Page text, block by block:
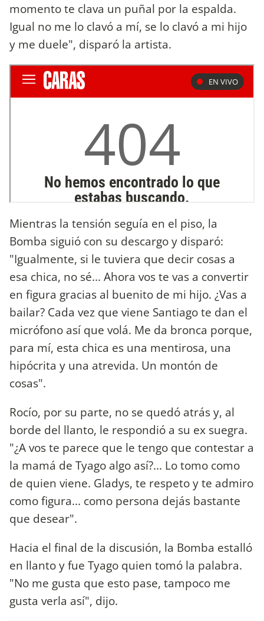
momento te clava un puñal por la espalda.
Igual no me lo clavó a mí, se lo clavó a mi hijo
y me duele", disparó la artista.
Mientras la tensión seguía en el piso, la
Bomba siguió con su descargo y disparó:
"Igualmente, si le tuviera que decir cosas a
esa chica, no sé... Ahora vos te vas a convertir
en figura gracias al buenito de mi hijo. ¿Vas a
bailar? Cada vez que viene Santiago te dan el
micrófono así que volá. Me da bronca porque,
para mí, esta chica es una mentirosa, una
hipócrita y una atrevida. Un montón de
cosas".
Rocío, por su parte, no se quedó atrás y, al
borde del llanto, le respondió a su ex suegra.
"¿A vos te parece que le tengo que contestar a
la mamá de Tyago algo así?... Lo tomo como
de quien viene. Gladys, te respeto y te admiro
como figura... como persona dejás bastante
que desear".
Hacia el final de la discusión, la Bomba estalló
en llanto y fue Tyago quien tomó la palabra.
"No me gusta que esto pase, tampoco me
gusta verla así", dijo.